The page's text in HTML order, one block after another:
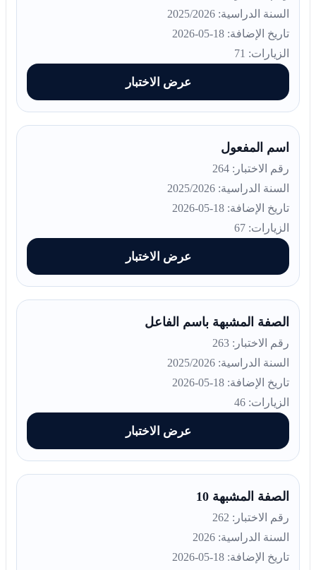
السنة الدراسية: 2025/2026
تاريخ الإضافة: 18-05-2026
الزيارات: 71
عرض الاختبار
اسم المفعول
رقم الاختبار: 264
السنة الدراسية: 2025/2026
تاريخ الإضافة: 18-05-2026
الزيارات: 67
عرض الاختبار
الصفة المشبهة باسم الفاعل
رقم الاختبار: 263
السنة الدراسية: 2025/2026
تاريخ الإضافة: 18-05-2026
الزيارات: 46
عرض الاختبار
الصفة المشبهة 10
رقم الاختبار: 262
السنة الدراسية: 2026
تاريخ الإضافة: 18-05-2026